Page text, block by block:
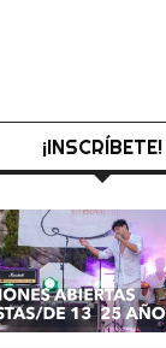
¡INSCRÍBETE!